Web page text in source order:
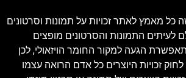
כל מאמץ לאתר זכויות על תמונות וסרטונים
לעיתים התמונות והסרטונים מופצים
הגעה למקור החומר הויזאולי, לכן
לסעיף 27א' לחוק זכויות היוצרים כל אדם הרואה עצמו